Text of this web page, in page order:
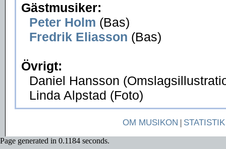
Gästmusiker:
Peter Holm (Bas)
Fredrik Eliasson (Bas)
Övrigt:
Daniel Hansson
Linda Alpstad (Foto)
OM MUSIKON | STATISTIK
Page generated in 0.1184 seconds.